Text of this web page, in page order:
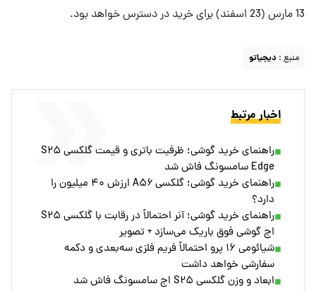
13 مارس (23 اسفند) برای خرید در دسترس خواهد بود.
منبع : دیجیاتو
اخبار مرتبط
راهنمای خرید گوشی؛ ظرفیت باتری و قیمت گلکسی S۲۵
Edge سامسونگ فاش شد
راهنمای خرید گوشی؛ گلکسی A۵۶ ارزش ۴۰ میلیون را
دارد؟
راهنمای خرید گوشی؛ آنر احتمالاً در رقابت با گلکسی S۲۵
اج گوشی فوق باریک می‌سازد + تصویر
شیائومی ۱۶ پرو احتمالاً فریم فلزی سه‌بعدی و دکمه
سفارشی خواهد داشت
ابعاد و وزن گلکسی S۲۵ اج سامسونگ فاش شد